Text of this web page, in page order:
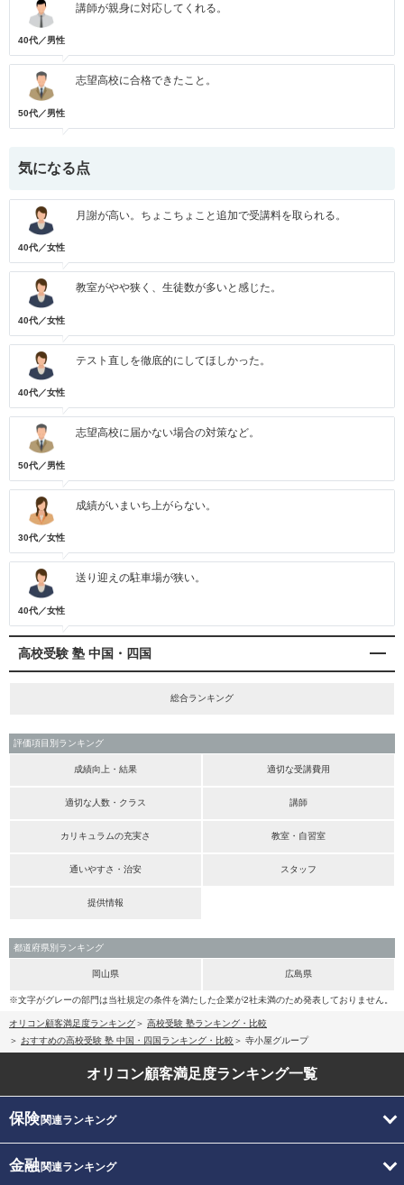
40代／男性
講師が親身に対応してくれる。
50代／男性
志望高校に合格できたこと。
気になる点
40代／女性
月謝が高い。ちょこちょこと追加で受講料を取られる。
40代／女性
教室がやや狭く、生徒数が多いと感じた。
40代／女性
テスト直しを徹底的にしてほしかった。
50代／男性
志望高校に届かない場合の対策など。
30代／女性
成績がいまいち上がらない。
40代／女性
送り迎えの駐車場が狭い。
高校受験 塾 中国・四国
総合ランキング
評価項目別ランキング
成績向上・結果 適切な受講費用
適切な人数・クラス 講師
カリキュラムの充実さ 教室・自習室
通いやすさ・治安 スタッフ
提供情報
都道府県別ランキング
岡山県 広島県
※文字がグレーの部門は当社規定の条件を満たした企業が2社未満のため発表しておりません。
オリコン顧客満足度ランキング
高校受験 塾ランキング・比較
おすすめの高校受験 塾 中国・四国ランキング・比較
寺小屋グループ
オリコン顧客満足度ランキング一覧
保険関連ランキング
金融関連ランキング